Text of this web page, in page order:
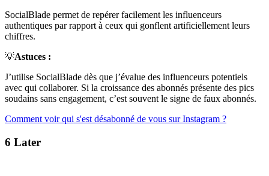
SocialBlade permet de repérer facilement les influenceurs
authentiques par rapport à ceux qui gonflent artificiellement leurs
chiffres.
💡Astuces :
J’utilise SocialBlade dès que j’évalue des influenceurs potentiels
avec qui collaborer. Si la croissance des abonnés présente des pics
soudains sans engagement, c’est souvent le signe de faux abonnés.
Comment voir qui s'est désabonné de vous sur Instagram ?
6 Later